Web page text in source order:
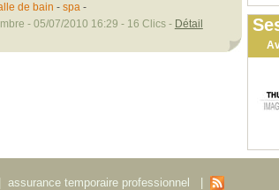
de bain - spa -
- 05/07/2010 16:29 - 16 Clics - Détail
assurance temporaire professionnel